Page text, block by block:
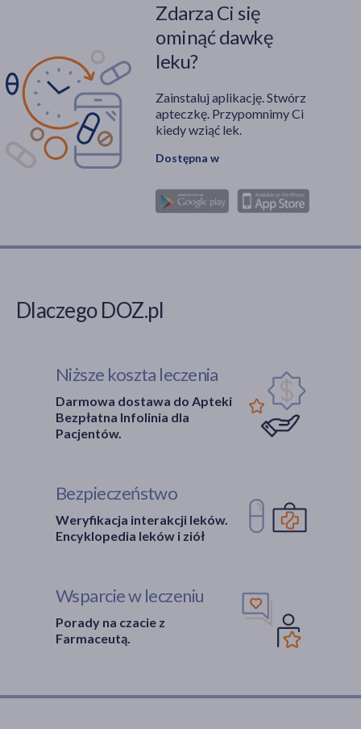
Zdarza Ci się
ominąć dawkę
leku?
Zainstaluj aplikację. Stwórz
apteczkę. Przypomnimy Ci
kiedy wziąć lek.
Dostępna w
Dlaczego DOZ.pl
Niższe koszta leczenia
Darmowa dostawa do Apteki
Bezpłatna Infolinia dla
Pacjentów.
Bezpieczeństwo
Weryfikacja interakcji leków.
Encyklopedia leków i ziół
Wsparcie w leczeniu
Porady na czacie z
Farmaceutą.